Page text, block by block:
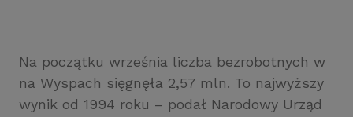
Na początku września liczba bezrobotnych w
na Wyspach sięgnęła 2,57 mln. To najwyższy
wynik od 1994 roku – podał Narodowy Urząd